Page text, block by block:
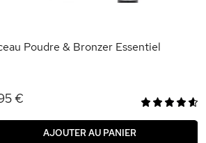
Poudre & Bronzer Essentiel
€
AJOUTER AU PANIER